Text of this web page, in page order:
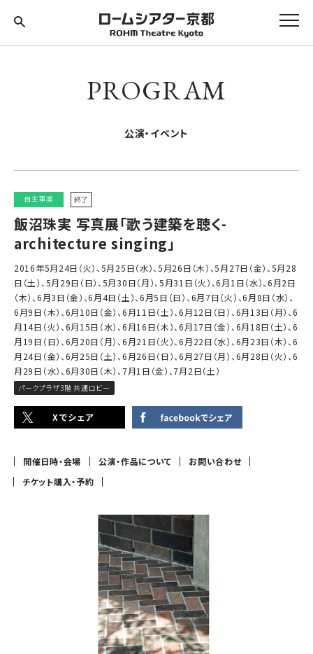
PROGRAM
公演・イベント
自主事業 終了
飯沼珠実 写真展「歌う建築を聴く-
architecture singing」
2016年5月24日（火）、5月25日（水）、5月26日（木）、5月27日（金）、5月28
日（土）、5月29日（日）、5月30日（月）、5月31日（火）、6月1日（水）、6月2日
（木）、6月3日（金）、6月4日（土）、6月5日（日）、6月7日（火）、6月8日（水）、
6月9日（木）、6月10日（金）、6月11日（土）、6月12日（日）、6月13日（月）、6
月14日（火）、6月15日（水）、6月16日（木）、6月17日（金）、6月18日（土）、6
月19日（日）、6月20日（月）、6月21日（火）、6月22日（水）、6月23日（木）、6
月24日（金）、6月25日（土）、6月26日（日）、6月27日（月）、6月28日（火）、6
月29日（水）、6月30日（木）、7月1日（金）、7月2日（土）
パークプラザ3階 共通ロビー
開催日時・会場 公演・作品について
お問い合わせ
チケット購入・予約